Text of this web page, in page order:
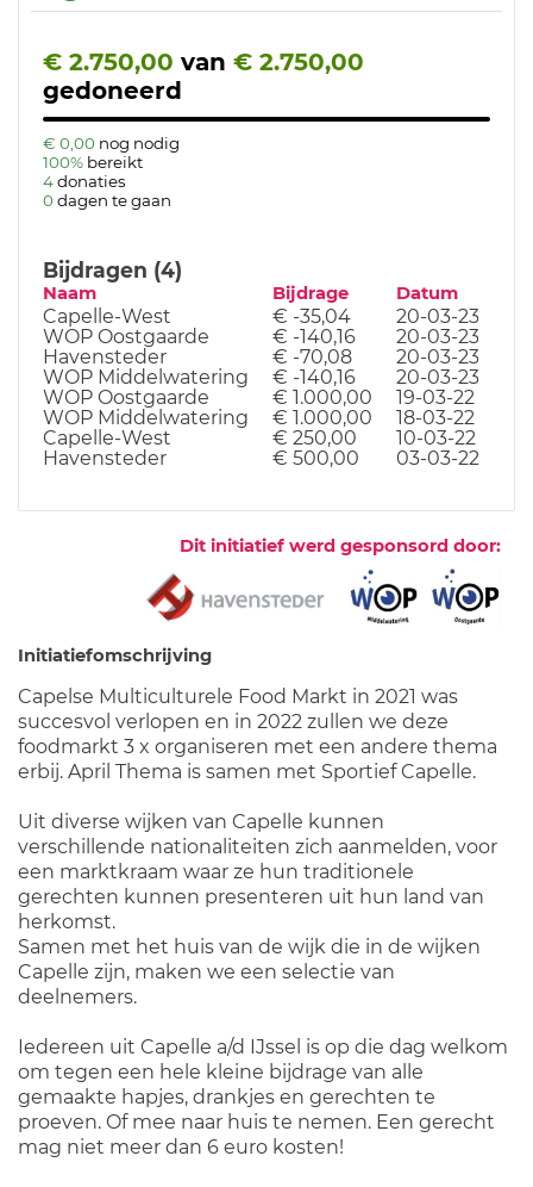
€ 2.750,00 van € 2.750,00
gedoneerd
€ 0,00 nog nodig
100% bereikt
4donaties
0 dagen te gaan
Bijdragen (4)
Naam Bijdrage Datum
Capelle-West € -35,04
20-03-23
WOP Oostgaarde
€ -140,16
20-03-23
Havensteder
€ -70,08
20-03-23
WOP Middelwatering
€ -140,16
20-03-23
WOP Oostgaarde
€ 1.000,00
19-03-22
WOP Middelwatering
€ 1.000,00
18-03-22
Capelle-West
€ 250,00
10-03-22
Havensteder
€ 500,00 03-03-22
Dit initiatief werd gesponsord door:
Initiatiefomschrijving
Capelse Multiculturele Food Markt in 2021 was
succesvol verlopen en in 2022 zullen we deze
foodmarkt 3 x organiseren met een andere thema
erbij. April Thema is samen met Sportief Capelle.
Uit diverse wijken van Capelle kunnen
verschillende nationaliteiten zich aanmelden, voor
een marktkraam waar ze hun traditionele
gerechten kunnen presenteren uit hun land van
herkomst.
Samen met het huis van de wijk die in de wijken
Capelle zijn, maken we een selectie van
deelnemers.
Iedereen uit Capelle a/d IJssel is op die dag welkom
om tegen een hele kleine bijdrage van alle
gemaakte hapjes, drankjes en gerechten te
proeven. Of mee naar huis te nemen. Een gerecht
mag niet meer dan 6 euro kosten!